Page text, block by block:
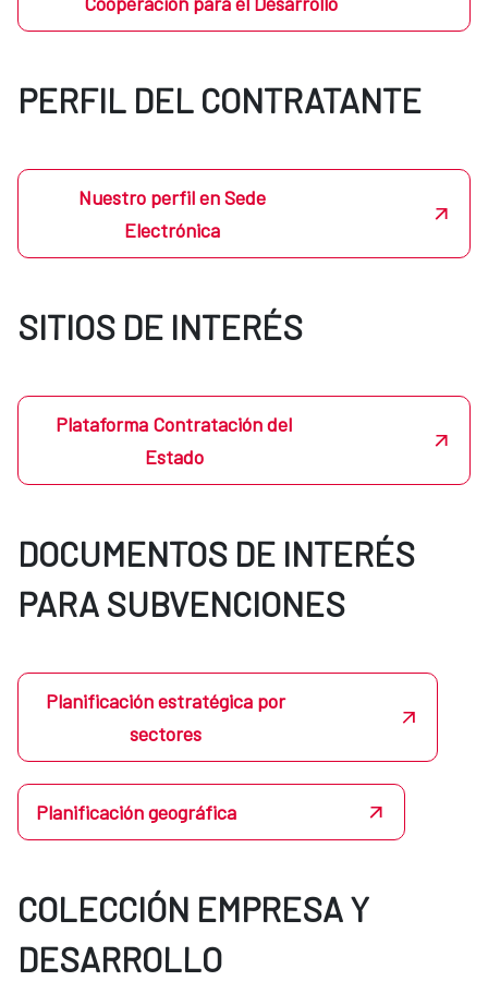
PERFIL DEL CONTRATANTE
Nuestro perfil en Sede
Electrónica
SITIOS DE INTERÉS
Plataforma Contratación del
Estado
DOCUMENTOS DE INTERÉS
PARA SUBVENCIONES
Planificación estratégica por
sectores
Planificación geográfica
COLECCIÓN EMPRESA Y
DESARROLLO